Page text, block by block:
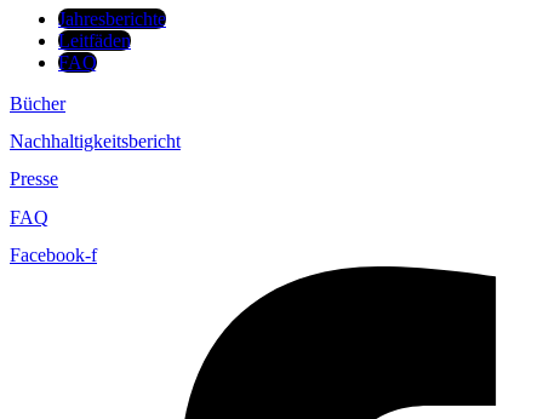
Jahresberichte
Leitfäden
FAQ
Bücher
Nachhaltigkeitsbericht
Presse
FAQ
Facebook-f